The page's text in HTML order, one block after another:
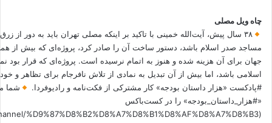
چاه ویل مصلی
۳۸ سال پیش، آیت‌الله خمینی با تاکید بر اینکه مصلی تهران باید به دور از
مساجد صدر اسلام باشد، دستور ساخت آن را صادر کرد، پروژه‌ای که بیش از
جهان برای آن هزینه شده و هنوز به اتمام نرسیده است. پروژه‌ای که قرار بود
اسلامی باشد، اما بیش از آن تبدیل به نمادی از تلاش نافرجام برای تظاهر و
#پادکست «هزار داستان بودجه» کار مشترکی از فکت‌نامه و رادیوفردا.
شما
«#هزار_داستان_بودجه» را در کست‌باکس
%D9%87%D8%B2%D8%A7%D8%B1%D8%AF%D8%A7%D8%B3